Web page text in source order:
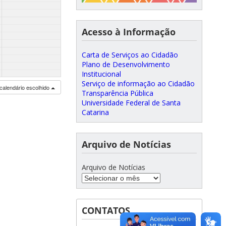
escolhido
Acesso à Informação
Carta de Serviços ao Cidadão
Plano de Desenvolvimento
Institucional
Serviço de informação ao Cidadão
Transparência Pública
Universidade Federal de Santa
Catarina
Arquivo de Notícias
Arquivo de Notícias
CONTATOS